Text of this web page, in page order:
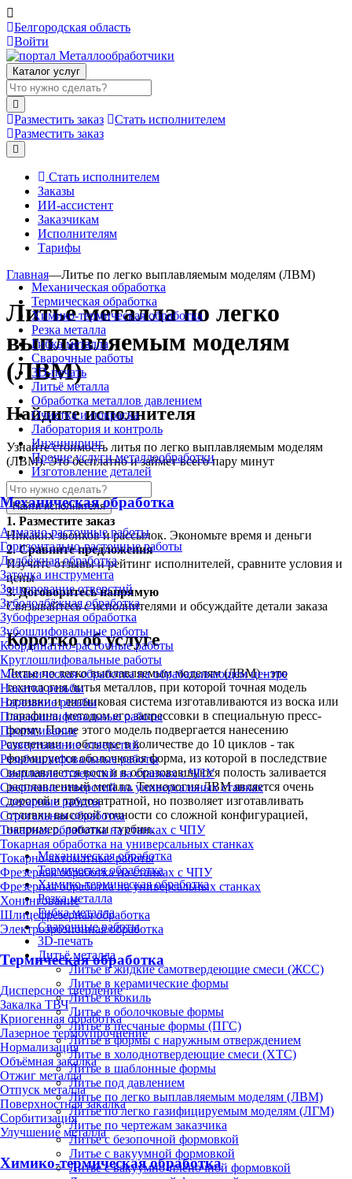
Белгородская область
Войти
Каталог услуг
Разместить заказ
Стать исполнителем
Разместить заказ
Стать исполнителем
Заказы
ИИ-ассистент
Заказчикам
Исполнителям
Тарифы
Механическая обработка
Термическая обработка
Химико-термическая обработка
Резка металла
Гибка металла
Сварочные работы
3D-печать
Литьё металла
Обработка металлов давлением
Очистка и покраска
Лаборатория и контроль
Инжиниринг
Прочие услуги металлообработки
Изготовление деталей
Механическая обработка
Алмазно-расточные работы
Горизонтально-расточные работы
Долбёжная обработка
Заточка инструмента
Зенкерование отверстий
Зубодолбёжная обработка
Зубофрезерная обработка
Зубошлифовальные работы
Координатно-расточные работы
Круглошлифовальные работы
Механическая обработка на обрабатывающем центре
Накатка резьбы
Нарезание резьбы
Плоскошлифовальные работы
Протягивание
Развертывание отверстий
Резьбошлифовальные работы
Сверление отверстий на станках с ЧПУ
Сверление отверстий на универсальных станках
Слесарные работы
Строгальная обработка
Токарная обработка на станках с ЧПУ
Токарная обработка на универсальных станках
Токарно-автоматные работы
Фрезерная обработка на станках с ЧПУ
Фрезерная обработка на универсальных станках
Хонингование
Шлицефрезерная обработка
Электроэрозионная обработка
Термическая обработка
Дисперсное твердение
Закалка ТВЧ
Криогенная обработка
Лазерное термоупрочнение
Нормализация
Объёмная закалка
Отжиг металла
Отпуск металла
Поверхностная закалка
Сорбитизация
Улучшение металла
Химико-термическая обработка
Главная—Литье по легко выплавляемым моделям (ЛВМ)
Литье металла по легко
выплавляемым моделям
(ЛВМ)
Найдите исполнителя
Узнайте стоимость литья по легко выплавляемым моделям
(ЛВМ). Это бесплатно и займет всего пару минут
Найти исполнителя
1. Разместите заказ
Никаких звонков и рассылок. Экономьте время и деньги
2.Сравните предложения
Изучите отзывы и рейтинг исполнителей, сравните условия и
цены
3.Договоритесь напрямую
Связывайтесь с исполнителями и обсуждайте детали заказа
Коротко об услуге
Литье по легко выплавляемым моделям (ЛВМ) - это
технология литья металлов, при которой точная модель
отливки и литниковая система изготавливаются из воска или
парафина, методом его запрессовки в специальную пресс-
форму. После этого модель подвергается нанесению
суспензии и обсыпке в количестве до 10 циклов - так
формируется оболочковая форма, из которой в последствие
выплавляется воск и в образовавшуюся полость заливается
расплавленный металл. Технология ЛВМ является очень
дорогой и трудозатратной, но позволяет изготавливать
отливки высокой точности со сложной конфигурацией,
например, лопатки турбин.
Механическая обработка
Термическая обработка
Химико-термическая обработка
Резка металла
Гибка металла
Сварочные работы
3D-печать
Литьё металла
Литье в жидкие самотвердеющие смеси (ЖСС)
Литье в керамические формы
Литье в кокиль
Литье в оболочковые формы
Литье в песчаные формы (ПГС)
Литье в формы с наружным отверждением
Литье в холоднотвердеющие смеси (ХТС)
Литье в шаблонные формы
Литье под давлением
Литье по легко выплавляемым моделям (ЛВМ)
Литье по легко газифицируемым моделям (ЛГМ)
Литье по чертежам заказчика
Литье с безопочной формовкой
Литье с вакуумной формовкой
Литье с вакуумно-плёночной формовкой